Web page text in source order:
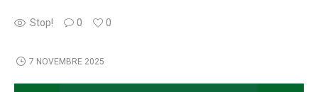
Stop! 0 0
7 NOVEMBRE 2025